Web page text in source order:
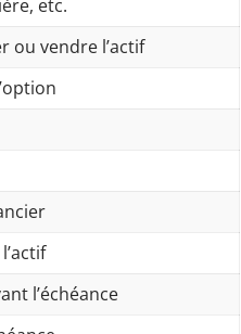
etc.
ou vendre l’actif
l’échéance